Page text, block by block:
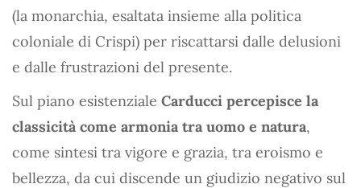
(la monarchia, esaltata insieme alla politica
coloniale di Crispi) per riscattarsi dalle delusioni
e dalle frustrazioni del presente.
Sul piano esistenziale Carducci percepisce la
classicità come armonia tra uomo e natura,
come sintesi tra vigore e grazia, tra eroismo e
bellezza, da cui discende un giudizio negativo sul